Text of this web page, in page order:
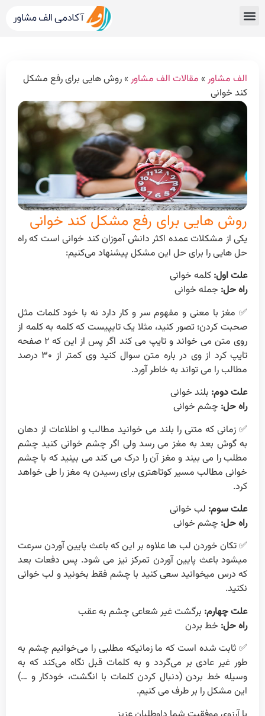
الف مشاور » مقالات الف مشاور »روش هایی برای رفع مشکل
کند خوانی
روش هایی برای رفع مشکل کند خوانی
یکی از مشکلات عمده اکثر دانش آموزان کند خوانی است که راه
حل هایی را برای حل این مشکل پیشنهاد می‌کنیم:
علت اول: کلمه خوانی
راه حل: جمله خوانی
✅ مغز با معنی و مفهوم سر و کار دارد نه با خود کلمات مثل
صحبت کردن؛ تصور کنید، مثلا یک تایپیست که کلمه به کلمه از
روی متن می خواند و تایپ می کند اگر پس از این که ۲ صفحه
تایپ کرد از وی در باره متن سوال کنید وی کمتر از ۳۰ درصد
مطالب را می تواند به خاطر آورد.
علت دوم: بلند خوانی
راه حل: چشم خوانی
✅ زمانی که متنی را بلند می خوانید مطالب و اطلاعات از دهان
به گوش بعد به مغز می رسد ولی اگر چشم خوانی کنید چشم
مطلب را می بیند و مغز آن را درک می کند می بینید که با چشم
خوانی مطالب مسیر کوتاهتری برای رسیدن به مغز را طی خواهد
کرد.
علت سوم: لب خوانی
راه حل: چشم خوانی
✅ تکان خوردن لب ها علاوه بر این که باعث پایین آوردن سرعت
میشود باعث پایین آوردن تمرکز نیز می شود. پس دفعات بعد
که درس میخوانید سعی کنید با چشم فقط بخونید و لب خوانی
نکنید.
علت چهارم: برگشت غیر شعاعی چشم به عقب
راه حل: خط بردن
✅ ثابت شده است که ما زمانیکه مطلبی را می‌خوانیم چشم به
طور غیر عادی بر می‌گردد و به کلمات قبل نگاه می‌کند که به
وسیله خط بردن (دنبال کردن کلمات با انگشت، خودکار و …)
این مشکل را بر طرف می کنیم.